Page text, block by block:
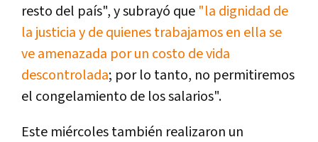
resto del país", y subrayó que "la dignidad de
la justicia y de quienes trabajamos en ella se
ve amenazada por un costo de vida
descontrolada; por lo tanto, no permitiremos
el congelamiento de los salarios".
Este miércoles también realizaron un